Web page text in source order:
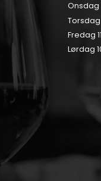
Onsdag
Torsdag
Fredag
Lørdag